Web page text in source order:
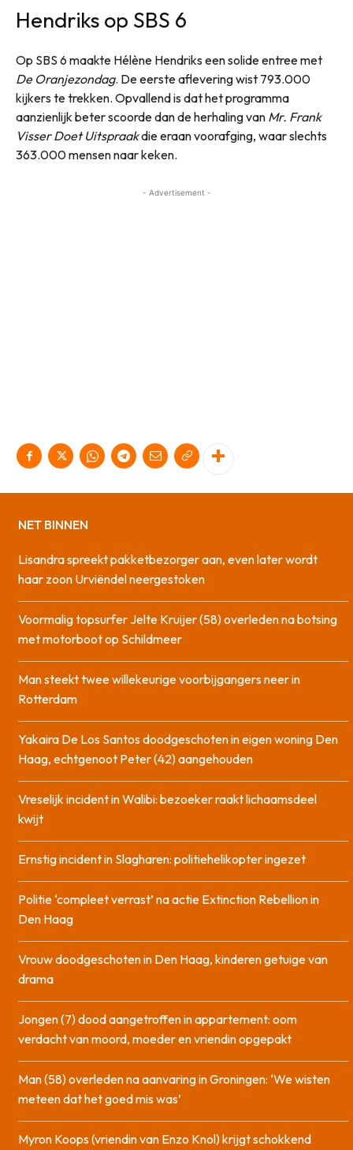
Hendriks op SBS 6
Op SBS 6 maakte Hélène Hendriks een solide entree met
De Oranjezondag. De eerste aflevering wist 793.000
kijkers te trekken. Opvallend is dat het programma
aanzienlijk beter scoorde dan de herhaling van Mr. Frank
Visser Doet Uitspraakdie eraan voorafging, waar slechts
363.000 mensen naar keken.
- Advertisement -
NET BINNEN
Lisandra spreekt pakketbezorger aan, even later wordt
haar zoon Urviëndel neergestoken
Voormalig topsurfer Jelte Kruijer (58) overleden na botsing
met motorboot op Schildmeer
Man steekt twee willekeurige voorbijgangers neer in
Rotterdam
Yakaira De Los Santos doodgeschoten in eigen woning Den
Haag, echtgenoot Peter (42) aangehouden
Vreselijk incident in Walibi: bezoeker raakt lichaamsdeel
kwijt
Ernstig incident in Slagharen: politiehelikopter ingezet
Politie ‘compleet verrast’ na actie Extinction Rebellion in
Den Haag
Vrouw doodgeschoten in Den Haag, kinderen getuige van
drama
Jongen (7) dood aangetroffen in appartement: oom
verdacht van moord, moeder en vriendin opgepakt
Man (58) overleden na aanvaring in Groningen: ‘We wisten
meteen dat het goed mis was’
Myron Koops (vriendin van Enzo Knol) krijgt schokkend